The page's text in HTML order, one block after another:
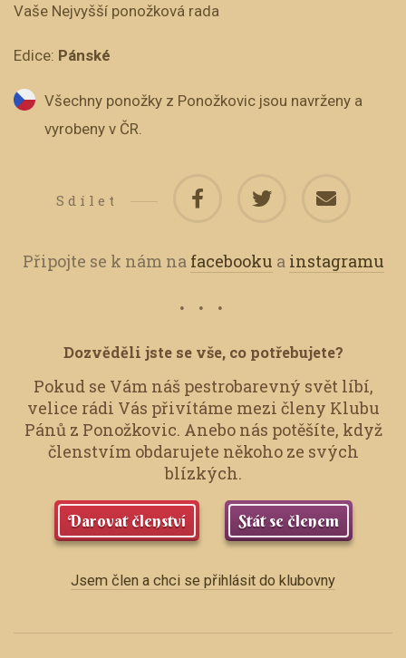
Vaše Nejvyšší ponožková rada
Edice: Pánské
Všechny ponožky z Ponožkovic jsou navrženy a
vyrobeny v ČR.
Sdílet
Připojte se k nám na facebooku a instagramu
Dozvěděli jste se vše, co potřebujete?
Pokud se Vám náš pestrobarevný svět líbí,
velice rádi Vás přivítáme mezi členy Klubu
Pánů z Ponožkovic. Anebo nás potěšíte, když
členstvím obdarujete někoho ze svých
blízkých.
Darovat členství Stát se členem
Jsem člen a chci se přihlásit do klubovny